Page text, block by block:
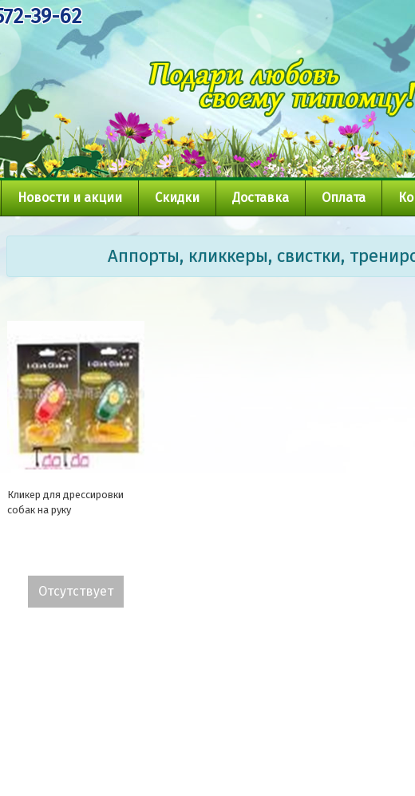
39-62
Новости и акции Скидки Доставка Оплата
Аппорты, кликкеры, свистки,
Кликер для дрессировки
собак на руку
Отсутствует